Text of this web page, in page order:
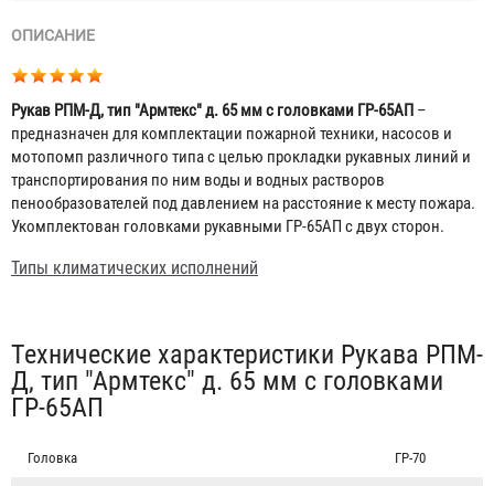
ОПИСАНИЕ
Рукав РПМ-Д, тип "Армтекс" д. 65 мм с головками ГР-65АП –
предназначен для комплектации пожарной техники, насосов и
мотопомп различного типа с целью прокладки рукавных линий и
транспортирования по ним воды и водных растворов
пенообразователей под давлением на расстояние к месту пожара.
Укомплектован головками рукавными ГР-65АП с двух сторон.
Типы климатических исполнений
Табы
Технические характеристики Рукава РПМ-
Д, тип "Армтекс" д. 65 мм с головками
ГР-65АП
Головка ГР-70